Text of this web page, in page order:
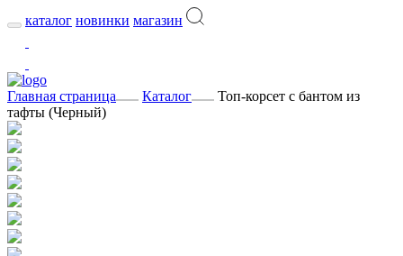
каталог новинки магазин
Главная страница Каталог
Топ-корсет с бантом из
тафты (Черный)